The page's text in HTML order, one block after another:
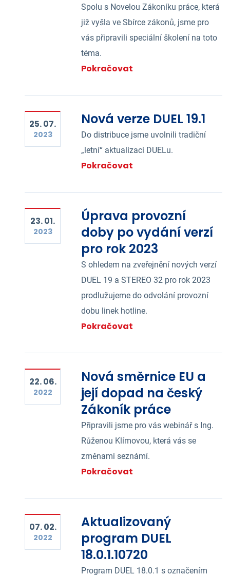
Spolu s Novelou Zákoníku práce, která
již vyšla ve Sbírce zákonů, jsme pro
vás připravili speciální školení na toto
téma.
Pokračovat
25. 07.
2023
Nová verze DUEL 19.1
Do distribuce jsme uvolnili tradiční
„letní“ aktualizaci DUELu.
Pokračovat
23. 01.
2023
Úprava provozní
doby po vydání verzí
pro rok 2023
S ohledem na zveřejnění nových verzí
DUEL 19 a STEREO 32 pro rok 2023
prodlužujeme do odvolání provozní
dobu linek hotline.
Pokračovat
22. 06.
2022
Nová směrnice EU a
její dopad na český
Zákoník práce
Připravili jsme pro vás webinář s Ing.
Růženou Klímovou, která vás se
změnami seznámí.
Pokračovat
07. 02.
2022
Aktualizovaný
program DUEL
18.0.1.10720
Program DUEL 18.0.1 s označením